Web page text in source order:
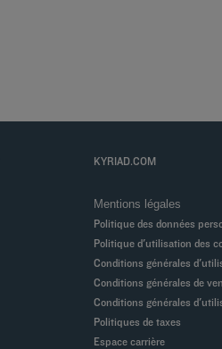
KYRIAD.COM
Mentions légales
Politique des données
Politique d'utilisation des
Conditions générales
Conditions générales de
Conditions générales
Politiques de taxes
Espace carrière